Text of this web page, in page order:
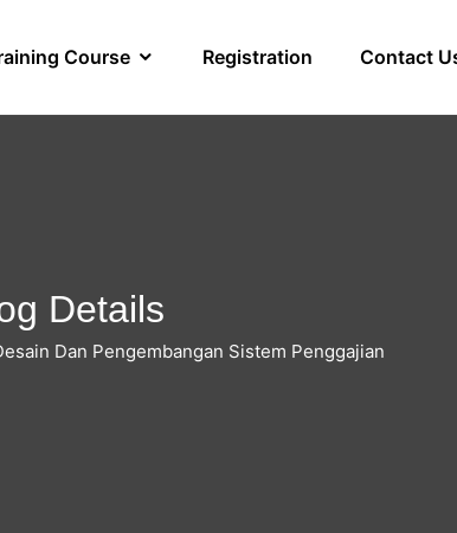
Course Registration Contact
Details
Dan Pengembangan Sistem Penggajian